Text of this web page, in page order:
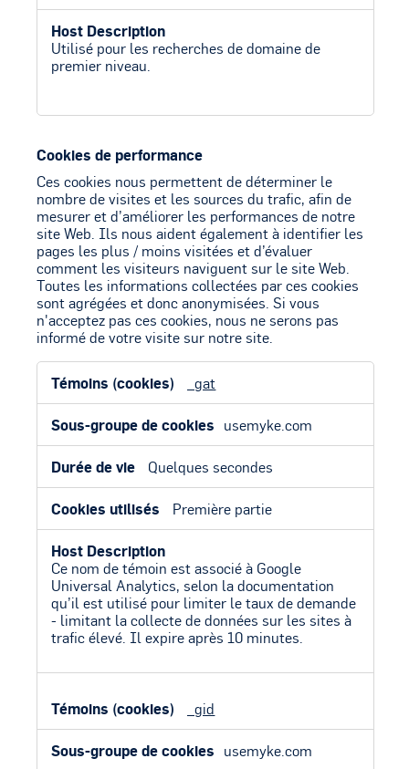
Utilisé pour les recherches de domaine de
premier niveau.
Cookies de performance
Ces cookies nous permettent de déterminer le
nombre de visites et les sources du trafic, afin de
mesurer et d’améliorer les performances de notre
site Web. Ils nous aident également à identifier les
pages les plus / moins visitées et d’évaluer
comment les visiteurs naviguent sur le site Web.
Toutes les informations collectées par ces cookies
sont agrégées et donc anonymisées. Si vous
n'acceptez pas ces cookies, nous ne serons pas
informé de votre visite sur notre site.
Cookies
performance
_gat
usemyke.com
Quelques secondes
Première partie
Ce nom de témoin est associé à Google
Universal Analytics, selon la documentation
qu’il est utilisé pour limiter le taux de demande
- limitant la collecte de données sur les sites à
trafic élevé. Il expire après 10 minutes.
_gid
usemyke.com